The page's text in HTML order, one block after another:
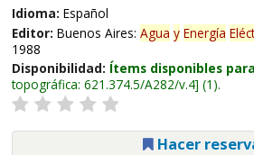
Idioma: Español
Editor: Buenos Aires: Agua y Energía
1988
Disponibilidad: Ítems disponibles
topográfica: 621.374.5/A282/v.4 (1).
Hacer